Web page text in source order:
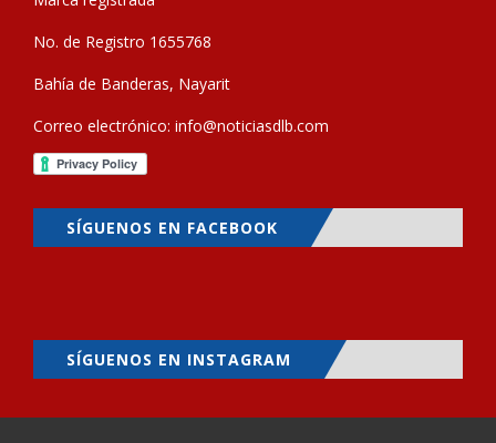
No. de Registro 1655768
Bahía de Banderas, Nayarit
Correo electrónico: info@noticiasdlb.com
SÍGUENOS EN FACEBOOK
SÍGUENOS EN INSTAGRAM